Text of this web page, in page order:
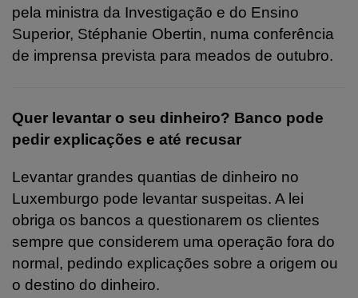
pela ministra da Investigação e do Ensino
Superior, Stéphanie Obertin, numa conferência
de imprensa prevista para meados de outubro.
Quer levantar o seu dinheiro? Banco pode
pedir explicações e até recusar
Levantar grandes quantias de dinheiro no
Luxemburgo pode levantar suspeitas. A lei
obriga os bancos a questionarem os clientes
sempre que considerem uma operação fora do
normal, pedindo explicações sobre a origem ou
o destino do dinheiro.